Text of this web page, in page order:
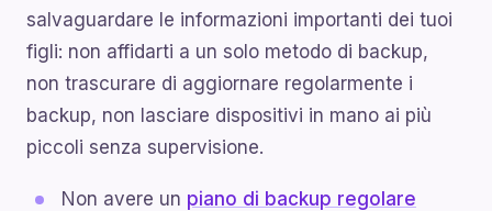
salvaguardare le informazioni importanti dei tuoi
figli: non affidarti a un solo metodo di backup,
non trascurare di aggiornare regolarmente i
backup, non lasciare dispositivi in mano ai più
piccoli senza supervisione.
Non avere un piano di backup regolare